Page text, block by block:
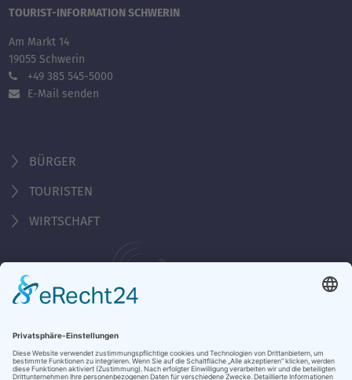
TOURIST-INFORMATION SCHWERIN
Am Markt 14
19055 Schwerin
+49 385 545-5000
E-Mail senden
BÜRGER
TOURISTEN
WIRTSCHAFT
Montag - Freitag 10:00 - 18:00 Uhr
Samstag, Sonntag, Feiertag 10:00 - 15:00 Uhr